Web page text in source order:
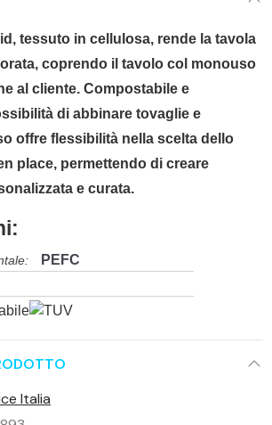
tessuto in cellulosa, rende la tavola
coprendo il tavolo col monouso
al cliente. Compostabile e
di abbinare tovaglie e
offre flessibilità nella scelta dello
place, permettendo di creare
e curata.
PEFC
Italia